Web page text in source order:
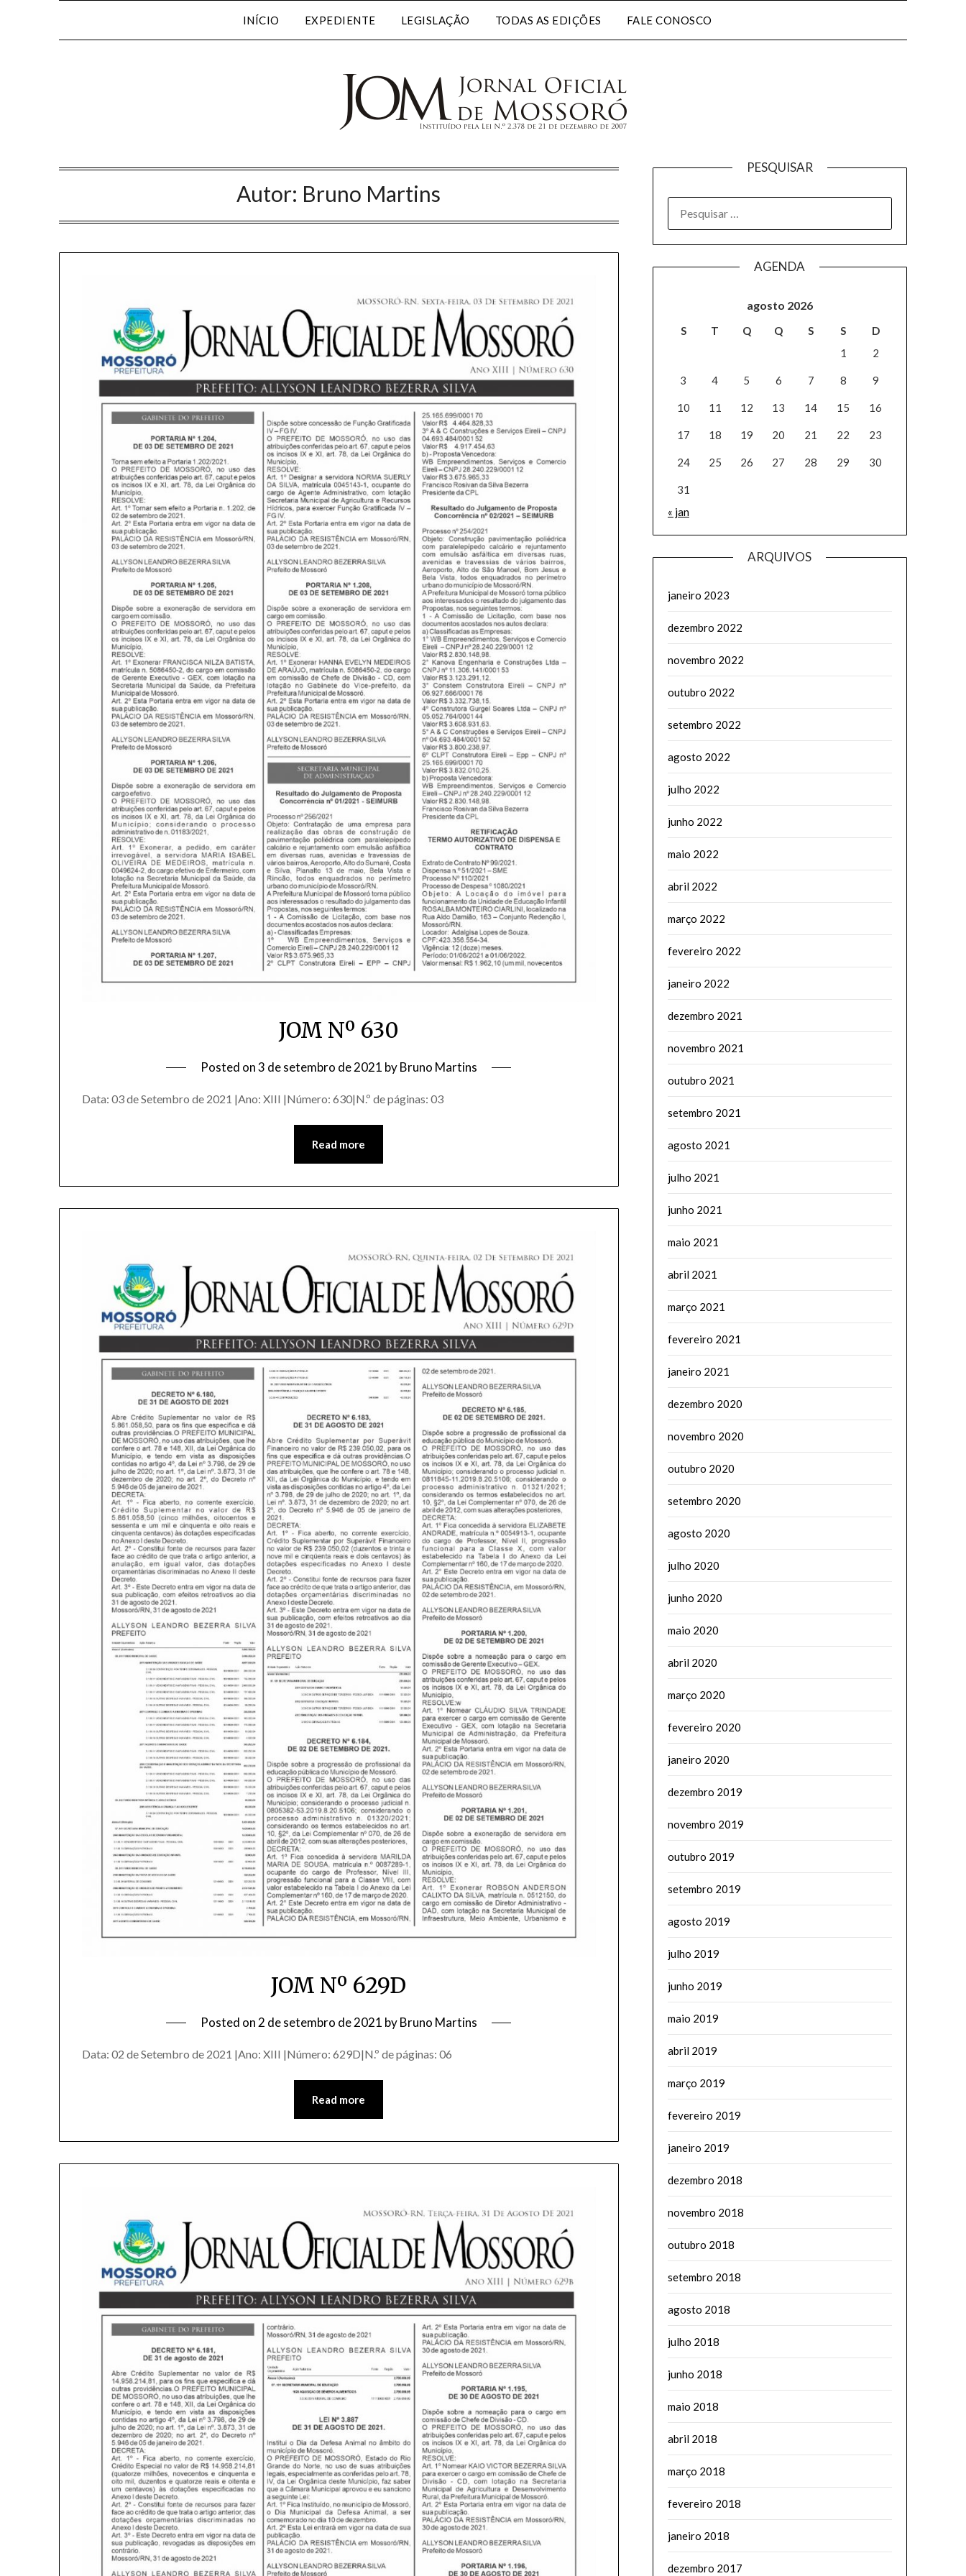
INÍCIO EXPEDIENTE LEGISLAÇÃO TODAS AS EDIÇÕES FALE CONOSCO
Autor: Bruno Martins
JOM Nº 630
Posted on3 de setembro de 2021 byBruno Martins
Data: 03 de Setembro de 2021 |Ano: XIII |Número: 630|N.º de páginas: 03
Read more
JOM Nº 629D
Posted on2 de setembro de 2021 byBruno Martins
Data: 02 de Setembro de 2021 |Ano: XIII |Número: 629D|N.º de páginas: 06
Read more
PESQUISAR
AGENDA
agosto 2026
S T Q Q S S
D
1
2
3 4 5 6 7 8 9
10 11 12 13 14 15 16
17 18 19 20 21 22 23
24 25 26 27 28 29 30
31
« jan
ARQUIVOS
janeiro 2023
dezembro 2022
novembro 2022
outubro 2022
setembro 2022
agosto 2022
julho 2022
junho 2022
maio 2022
abril 2022
março 2022
fevereiro 2022
janeiro 2022
dezembro 2021
novembro 2021
outubro 2021
setembro 2021
agosto 2021
julho 2021
junho 2021
maio 2021
abril 2021
março 2021
fevereiro 2021
janeiro 2021
dezembro 2020
novembro 2020
outubro 2020
setembro 2020
agosto 2020
julho 2020
junho 2020
maio 2020
abril 2020
março 2020
fevereiro 2020
janeiro 2020
dezembro 2019
novembro 2019
outubro 2019
setembro 2019
agosto 2019
julho 2019
junho 2019
maio 2019
abril 2019
março 2019
fevereiro 2019
janeiro 2019
dezembro 2018
novembro 2018
outubro 2018
setembro 2018
agosto 2018
julho 2018
junho 2018
maio 2018
abril 2018
março 2018
fevereiro 2018
janeiro 2018
dezembro 2017